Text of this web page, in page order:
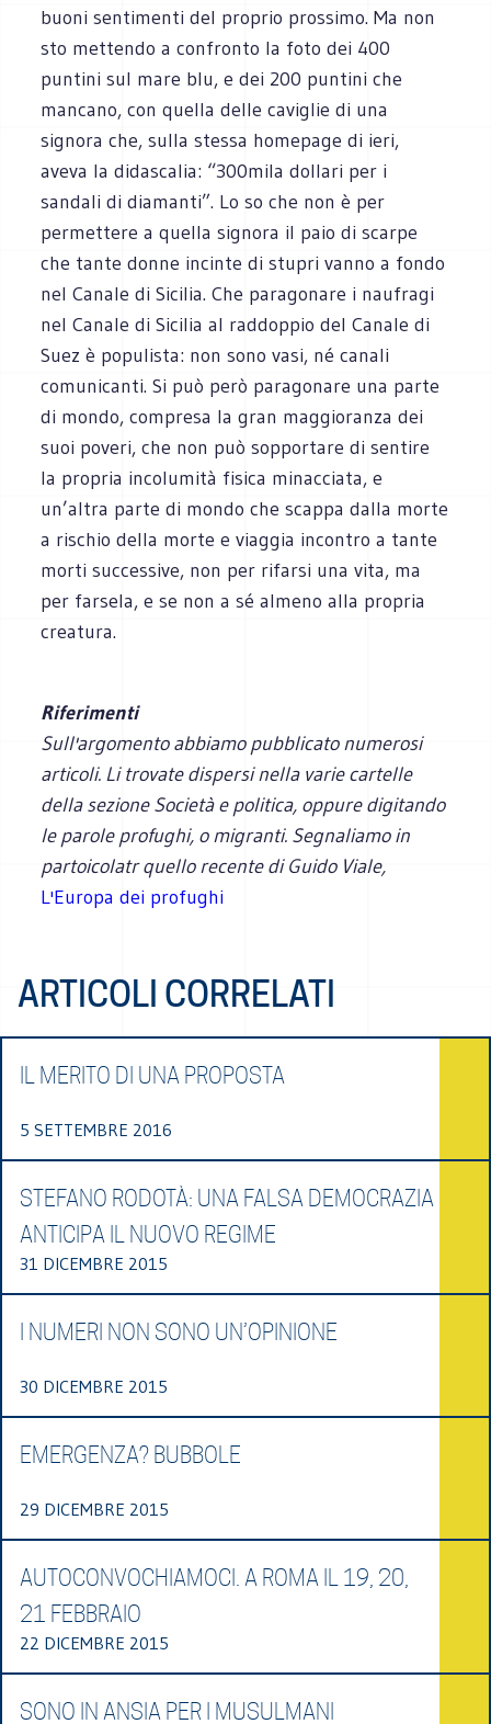
buoni sentimenti del proprio prossimo. Ma non
sto mettendo a confronto la foto dei 400
puntini sul mare blu, e dei 200 puntini che
mancano, con quella delle caviglie di una
signora che, sulla stessa homepage di ieri,
aveva la didascalia: “300mila dollari per i
sandali di diamanti”. Lo so che non è per
permettere a quella signora il paio di scarpe
che tante donne incinte di stupri vanno a fondo
nel Canale di Sicilia. Che paragonare i naufragi
nel Canale di Sicilia al raddoppio del Canale di
Suez è populista: non sono vasi, né canali
comunicanti. Si può però paragonare una parte
di mondo, compresa la gran maggioranza dei
suoi poveri, che non può sopportare di sentire
la propria incolumità fisica minacciata, e
un’altra parte di mondo che scappa dalla morte
a rischio della morte e viaggia incontro a tante
morti successive, non per rifarsi una vita, ma
per farsela, e se non a sé almeno alla propria
creatura.
Riferimenti
Sull'argomento abbiamo pubblicato numerosi
articoli. Li trovate dispersi nella varie cartelle
della sezione Società e politica, oppure digitando
le parole profughi, o migranti. Segnaliamo in
partoicolatr quello recente di Guido Viale,
L'Europa dei profughi
ARTICOLI CORRELATI
IL MERITO DI UNA PROPOSTA
5 SETTEMBRE 2016
STEFANO RODOTÀ: UNA FALSA DEMOCRAZIA
ANTICIPA IL NUOVO REGIME
31 DICEMBRE 2015
I NUMERI NON SONO UN’OPINIONE
30 DICEMBRE 2015
EMERGENZA? BUBBOLE
29 DICEMBRE 2015
AUTOCONVOCHIAMOCI. A ROMA IL 19, 20,
21 FEBBRAIO
22 DICEMBRE 2015
SONO IN ANSIA PER I MUSULMANI